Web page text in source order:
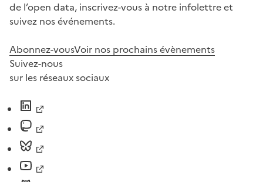
de l’open data, inscrivez-vous à notre infolettre et
suivez nos événements.
Abonnez-vousVoir nos prochains évènements
Suivez-nous
sur les réseaux sociaux